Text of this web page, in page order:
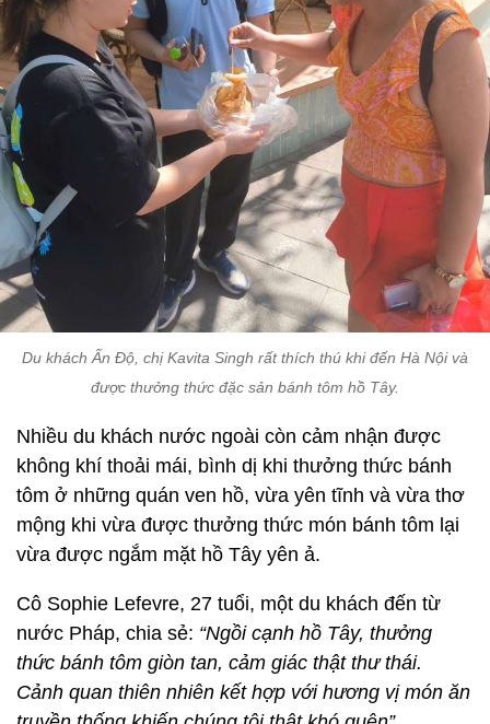
Du khách Ấn Độ, chị Kavita Singh rất thích thú khi đến Hà Nội và
được thưởng thức đặc sản bánh tôm hồ Tây.
Nhiều du khách nước ngoài còn cảm nhận được
không khí thoải mái, bình dị khi thưởng thức bánh
tôm ở những quán ven hồ, vừa yên tĩnh và vừa thơ
mộng khi vừa được thưởng thức món bánh tôm lại
vừa được ngắm mặt hồ Tây yên ả.
Cô Sophie Lefevre, 27 tuổi, một du khách đến từ
nước Pháp, chia sẻ: “Ngồi cạnh hồ Tây, thưởng
thức bánh tôm giòn tan, cảm giác thật thư thái.
Cảnh quan thiên nhiên kết hợp với hương vị món ăn